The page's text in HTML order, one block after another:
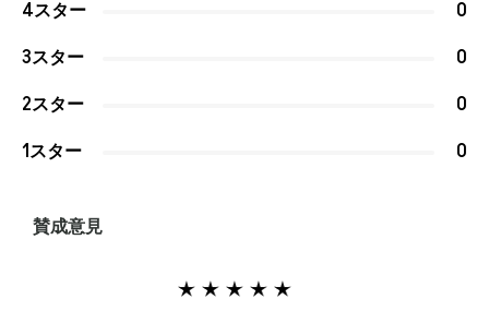
4スター 0
3スター 0
2スター 0
1スター 0
賛成意見